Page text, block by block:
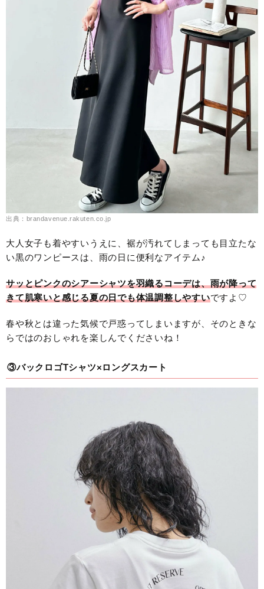
出典：brandavenue.rakuten.co.jp
大人女子も着やすいうえに、裾が汚れてしまっても目立たな
い黒のワンピースは、雨の日に便利なアイテム♪
サッとピンクのシアーシャツを羽織るコーデは、雨が降って
きて肌寒いと感じる夏の日でも体温調整しやすいですよ♡
春や秋とは違った気候で戸惑ってしまいますが、そのときな
らではのおしゃれを楽しんでくださいね！
③バックロゴTシャツ×ロングスカート